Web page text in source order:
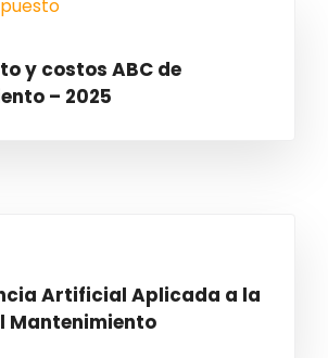
y costos ABC de
– 2025
Artificial Aplicada a la
Mantenimiento